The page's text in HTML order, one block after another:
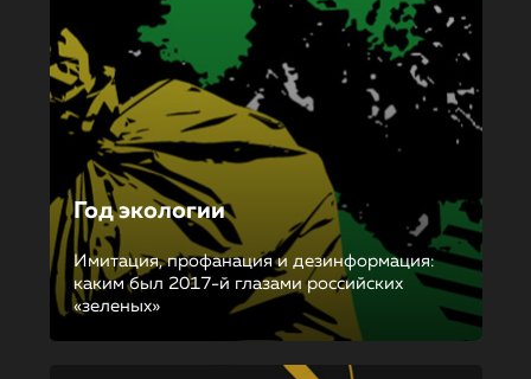
Год экологии
Имитация, профанация и дезинформация:
каким был 2017-й глазами российских
«зеленых»